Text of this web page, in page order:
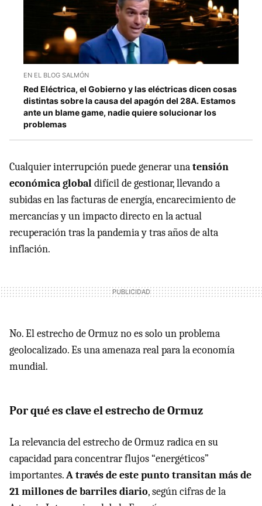
EN EL BLOG SALMÓN
Red Eléctrica, el Gobierno y las eléctricas dicen cosas
distintas sobre la causa del apagón del 28A. Estamos
ante un blame game, nadie quiere solucionar los
problemas
Cualquier interrupción puede generar unatensión
económica globaldifícil de gestionar, llevando a
subidas en las facturas de energía, encarecimiento de
mercancías y un impacto directo en la actual
recuperación tras la pandemia y tras años de alta
inflación.
No. El estrecho de Ormuz no es solo un problema
geolocalizado. Es una amenaza real para la economía
mundial.
Por qué es clave el estrecho de Ormuz
La relevancia del estrecho de Ormuz radica en su
capacidad para concentrar flujos “energéticos”
importantes.A través de este punto transitan más de
21 millones de barriles diario, según cifras de la